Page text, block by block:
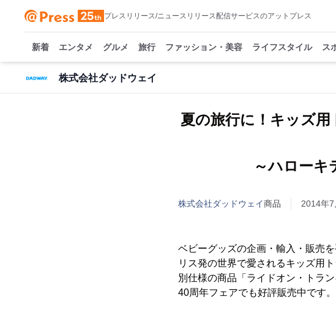
プレスリリース/ニュースリリース配信サービスのアットプレス
新着 エンタメ グルメ 旅行 ファッション・美容 ライフスタイル ス
株式会社ダッドウェイ
夏の旅行に！キッズ
～ハローキ
株式会社ダッドウェイ商品 2014年
ベビーグッズの企画・輸入・販売
リス発の世界で愛されるキッズ用
別仕様の商品「ライドオン・トラ
40周年フェアでも好評販売中です。